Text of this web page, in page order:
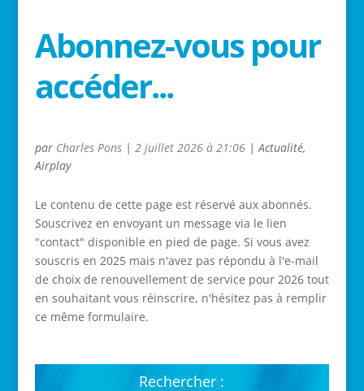
Abonnez-vous pour
accéder...
par Charles Pons| 2 juillet 2026 à 21:06|Actualité,
Airplay
Le contenu de cette page est réservé aux abonnés.
Souscrivez en envoyant un message via le lien
"contact" disponible en pied de page. Si vous avez
souscris en 2025 mais n'avez pas répondu à l'e-mail
de choix de renouvellement de service pour 2026 tout
en souhaitant vous réinscrire, n'hésitez pas à remplir
ce même formulaire.
Rechercher :